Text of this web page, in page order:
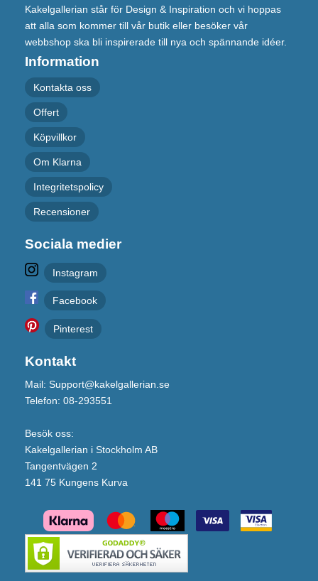
Kakelgallerian står för Design & Inspiration och vi hoppas
att alla som kommer till vår butik eller besöker vår
webbshop ska bli inspirerade till nya och spännande idéer.
Information
Kontakta oss
Offert
Köpvillkor
Om Klarna
Integritetspolicy
Recensioner
Sociala medier
Instagram
Facebook
Pinterest
Kontakt
Mail: Support@kakelgallerian.se
Telefon: 08-293551
Besök oss:
Kakelgallerian i Stockholm AB
Tangentvägen 2
141 75 Kungens Kurva